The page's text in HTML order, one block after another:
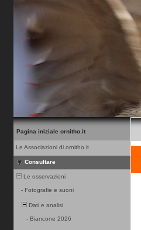
Pagina iniziale ornitho.it
Le Associazioni di ornitho.it
Consultare
Le osservazioni
- Fotografie e suoni
Dati e analisi
- Biancone 2026